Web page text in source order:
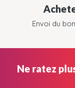
Envoi du
Ne ratez